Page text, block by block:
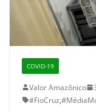
COVID-19
Valor Amazônico
#FioCruz,